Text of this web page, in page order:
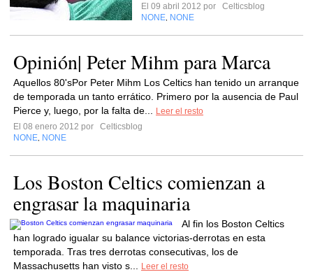
El 09 abril 2012 por
Celticsblog
NONE NONE
Opinión| Peter Mihm para Marca
Aquellos 80'sPor Peter Mihm Los Celtics han tenido un arranque
de temporada un tanto errático. Primero por la ausencia de Paul
Pierce y, luego, por la falta de...
Leer el resto
El 08 enero 2012 por
Celticsblog
NONE NONE
Los Boston Celtics comienzan a
engrasar la maquinaria
Al fin los Boston Celtics
han logrado igualar su balance victorias-derrotas en esta
temporada. Tras tres derrotas consecutivas, los de
Massachusetts han visto s...
Leer el resto